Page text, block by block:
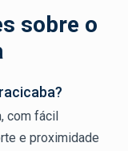
sobre o
com fácil
e proximidade